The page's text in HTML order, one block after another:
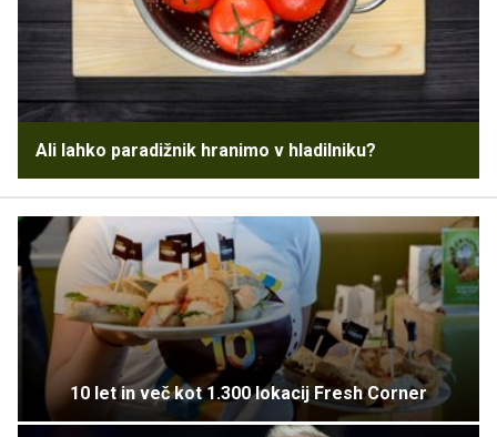
Ali lahko paradižnik hranimo v hladilniku?
10 let in več kot 1.300 lokacij Fresh Corner